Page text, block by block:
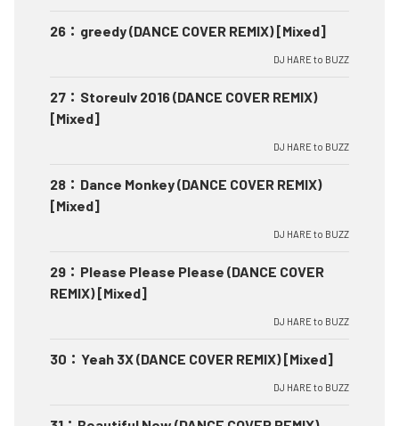
26 ： greedy (DANCE COVER REMIX) [Mixed]
DJ HARE to BUZZ
27 ： Storeulv 2016 (DANCE COVER REMIX)
[Mixed]
DJ HARE to BUZZ
28 ： Dance Monkey (DANCE COVER REMIX)
[Mixed]
DJ HARE to BUZZ
29 ： Please Please Please (DANCE COVER
REMIX) [Mixed]
DJ HARE to BUZZ
30 ： Yeah 3X (DANCE COVER REMIX) [Mixed]
DJ HARE to BUZZ